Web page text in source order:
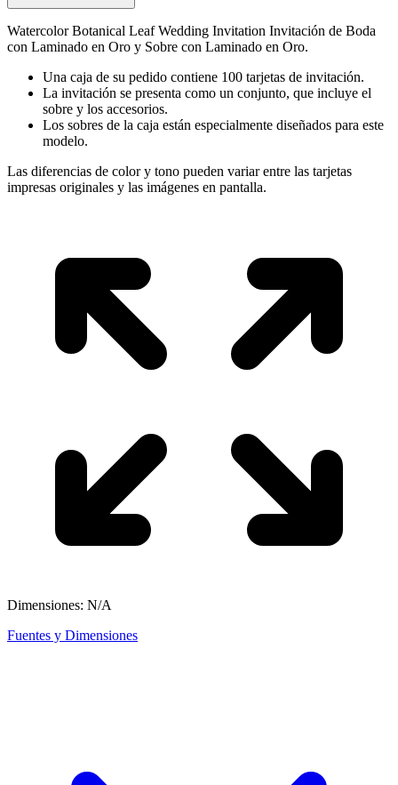
Watercolor Botanical Leaf Wedding Invitation Invitación de Boda
con Laminado en Oro y Sobre con Laminado en Oro.
Una caja de su pedido contiene 100 tarjetas de invitación.
La invitación se presenta como un conjunto, que incluye el
sobre y los accesorios.
Los sobres de la caja están especialmente diseñados para este
modelo.
Las diferencias de color y tono pueden variar entre las tarjetas
impresas originales y las imágenes en pantalla.
Dimensiones: N/A
Fuentes y Dimensiones